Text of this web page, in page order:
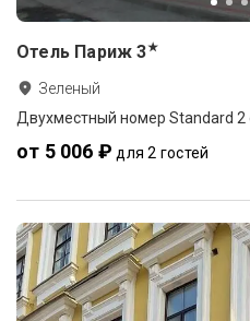
Отель Париж 3★
Зеленый
Двухместный номер Standard 2
от 5 006 ₽ для 2 гостей